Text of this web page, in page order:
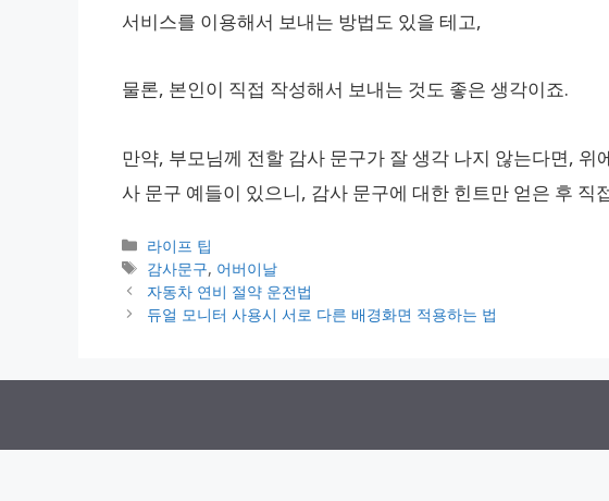
서비스를 이용해서 보내는 방법도 있을 테고,
물론, 본인이 직접 작성해서 보내는 것도 좋은 생각이죠.
만약, 부모님께 전할 감사 문구가 잘 생각 나지 않는다면,
사 문구 예들이 있으니, 감사 문구에 대한 힌트만 얻은 후 직
카
테
고
리
라이프 팁
태
그
감사문구, 어버이날
자동차 연비 절약 운전법
듀얼 모니터 사용시 서로 다른 배경화면 적용하는 법